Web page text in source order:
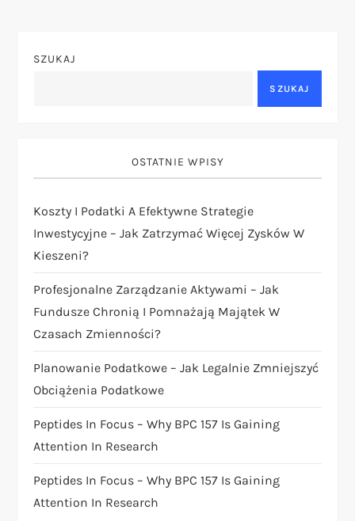
g
j
a
w
p
i
s
u
SZUKAJ
SZUKAJ
OSTATNIE WPISY
Koszty I Podatki A Efektywne Strategie
Inwestycyjne – Jak Zatrzymać Więcej Zysków W
Kieszeni?
Profesjonalne Zarządzanie Aktywami – Jak
Fundusze Chronią I Pomnażają Majątek W
Czasach Zmienności?
Planowanie Podatkowe – Jak Legalnie Zmniejszyć
Obciążenia Podatkowe
Peptides In Focus – Why BPC 157 Is Gaining
Attention In Research
Peptides In Focus – Why BPC 157 Is Gaining
Attention In Research